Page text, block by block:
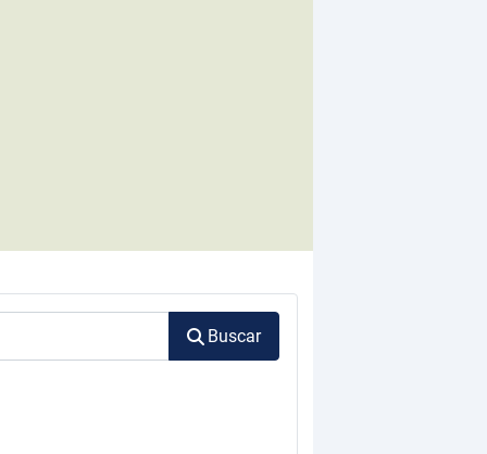
Buscar